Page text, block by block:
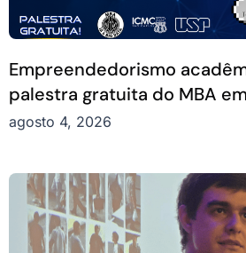
Empreendedorismo
palestra gratuita do MBA
agosto 4, 2026